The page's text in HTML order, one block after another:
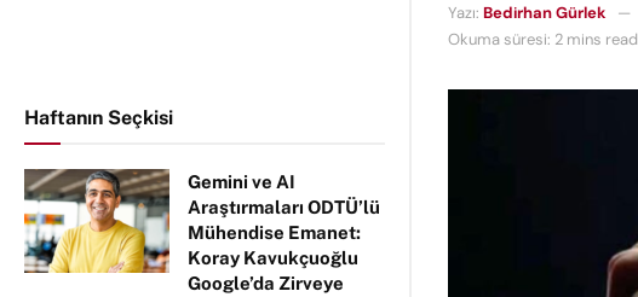
Haftanın Seçkisi
Gemini ve AI
Araştırmaları ODTÜ’lü
Mühendise Emanet:
Koray Kavukçuoğlu
Google’da Zirveye
Yazı: Bedirhan Gürlek
Okuma süresi: 2 mins read